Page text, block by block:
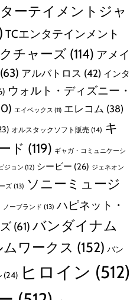
ーテイメントジャ
TCエンタテインメント
チャーズ (114) アメイ
(63) アルバトロス (42) インタ
ウォルト・ディズニー・
エイベックス (11) エレコム (38)
オルスタックソフト販売 (14) キ
ド (119) ギャガ・コミュニケーシ
ジョン (12) シービー (26) ジェネオン
ズ (13) ソニーミュージ
ノーブランド (13) ハピネット・
(61) バンダイナム
ワークス (152) バン
(24) ヒロイン (512)